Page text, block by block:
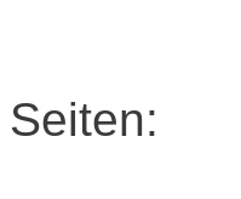
Seiten: